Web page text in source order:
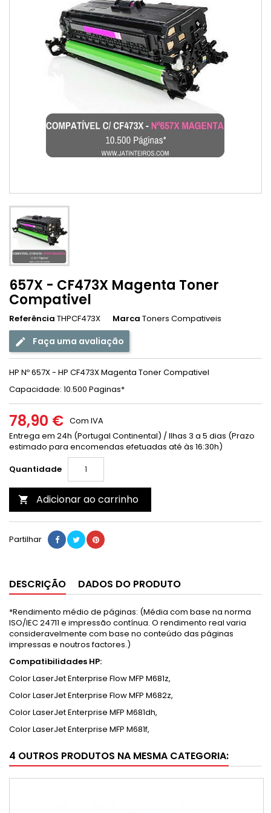
657X - CF473X Magenta Toner
Compativel
Referência THPCF473X Marca Toners Compativeis
Faça uma avaliação
HP Nº 657X - HP CF473X Magenta Toner Compativel
Capacidade: 10.500 Paginas*
78,90 € Com IVA
Entrega em 24h (Portugal Continental) / Ilhas 3 a 5 dias (Prazo
estimado para encomendas efetuadas até às 16:30h)
Quantidade
 Adicionar ao carrinho
Partilhar
DESCRIÇÃO DADOS DO PRODUTO
*Rendimento médio de páginas: (Média com base na norma
ISO/IEC 24711 e impressão contínua. O rendimento real varia
consideravelmente com base no conteúdo das páginas
impressas e noutros factores.)
Compatibilidades HP:
Color LaserJet Enterprise Flow MFP M681z,
Color LaserJet Enterprise Flow MFP M682z,
Color LaserJet Enterprise MFP M681dh,
Color LaserJet Enterprise MFP M681f,
4 OUTROS PRODUTOS NA MESMA CATEGORIA: